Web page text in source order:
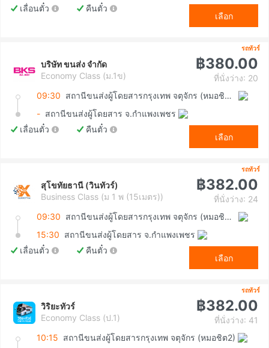
เลื่อนตั๋ว
คืนตั๋ว
เลือก
รถทัวร์
บริษัท ขนส่ง จำกัด
Economy Class (ม.1ข)
฿380.00
ที่นั่งว่าง: 20
09:30
สถานีขนส่งผู้โดยสารกรุงเทพ จตุจักร (หมอชิต2)
- สถานีขนส่งผู้โดยสาร จ.กำแพงเพชร
เลื่อนตั๋ว
คืนตั๋ว
เลือก
รถทัวร์
สุโขทัยธานี (วินทัวร์)
Business Class (ม 1 พ (15เมตร))
฿382.00
ที่นั่งว่าง: 24
09:30
สถานีขนส่งผู้โดยสารกรุงเทพ จตุจักร (หมอชิต2)
15:30 สถานีขนส่งผู้โดยสาร จ.กำแพงเพชร
เลื่อนตั๋ว
คืนตั๋ว
เลือก
รถทัวร์
วิริยะทัวร์
Economy Class (ป.1)
฿382.00
ที่นั่งว่าง: 41
10:15 สถานีขนส่งผู้โดยสารกรุงเทพ จตุจักร (หมอชิต2)